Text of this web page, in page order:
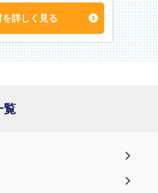
を詳しく見る
覧